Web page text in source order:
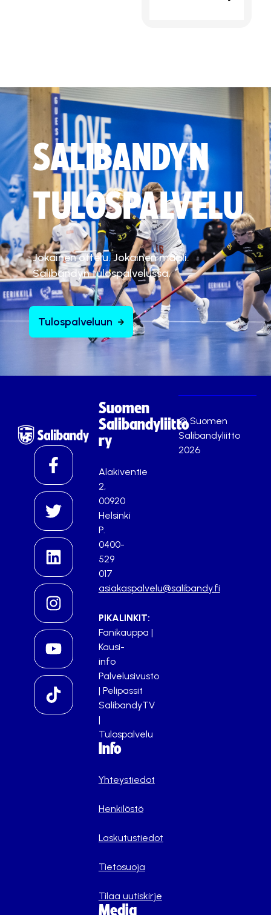
SALIBANDYN
TULOSPALVELU
Jokainen ottelu. Jokainen maali.
Salibandyn tulospalvelussa.
Tulospalveluun
Suomen
Salibandyliitto
ry
Alakiventie
2,
00920
Helsinki
P.
0400-
529
017
asiakaspalvelu@salibandy.fi
PIKALINKIT:
Fanikauppa |
Kausi-
info
Palvelusivusto
| Pelipassit
SalibandyTV
|
Tulospalvelu
Info
Yhteystiedot
Henkilöstö
Laskutustiedot
Tietosuoja
Tilaa uutiskirje
Media
© Suomen
Salibandyliitto
2026